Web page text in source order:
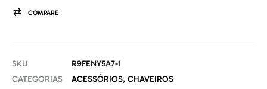
COMPARE
SKU
R9FENY5A7-1
CATEGORIAS
ACESSÓRIOS, CHAVEIROS